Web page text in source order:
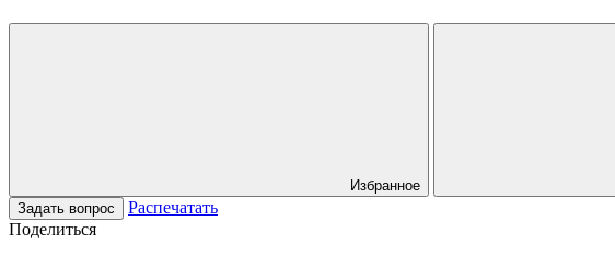
Избранное
Задать вопрос
Распечатать
Поделиться